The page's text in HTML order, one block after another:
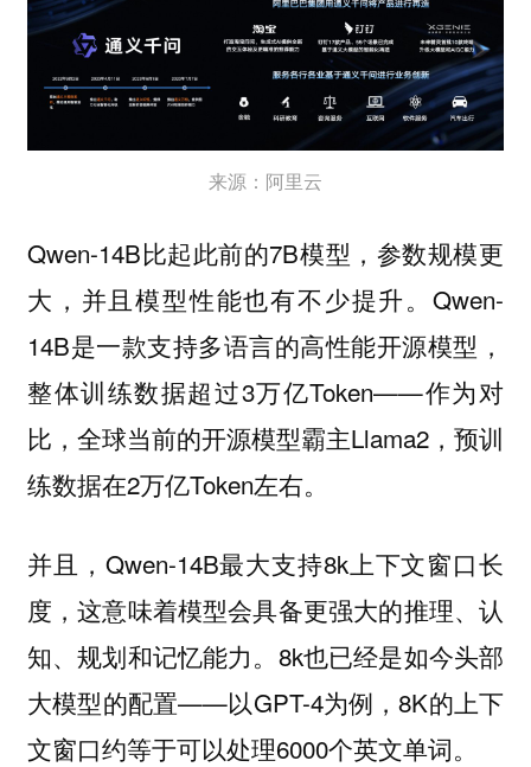
来源：阿里云
Qwen-14B比起此前的7B模型，参数规模更
大，并且模型性能也有不少提升。Qwen-
14B是一款支持多语言的高性能开源模型，
整体训练数据超过3万亿Token——作为对
比，全球当前的开源模型霸主Llama2，预训
练数据在2万亿Token左右。
并且，Qwen-14B最大支持8k上下文窗口长
度，这意味着模型会具备更强大的推理、认
知、规划和记忆能力。8k也已经是如今头部
大模型的配置——以GPT-4为例，8K的上下
文窗口约等于可以处理6000个英文单词。